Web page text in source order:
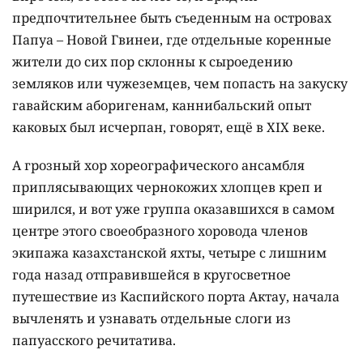
предпочтительнее быть съеденным на островах
Папуа – Новой Гвинеи, где отдельные коренные
жители до сих пор склонны к сыроедению
земляков или чужеземцев, чем попасть на закуску
гавайским аборигенам, каннибальский опыт
каковых был исчерпан, говорят, ещё в XIX веке.
А грозный хор хореографического ансамбля
приплясывающих чернокожих хлопцев креп и
ширился, и вот уже группа оказавшихся в самом
центре этого своеобразного хоровода членов
экипажа казахстанской яхты, четыре с лишним
года назад отправившейся в кругосветное
путешествие из Каспийского порта Актау, начала
вычленять и узнавать отдельные слоги из
папуасского речитатива.